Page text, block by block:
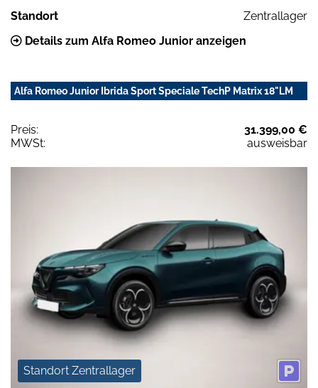
Standort
Zentrallager
Details zum Alfa Romeo Junior anzeigen
Alfa Romeo Junior Ibrida Sport Speciale TechP Matrix 18"LM
Preis:
31.399,00 €
MWSt:
ausweisbar
Standort Zentrallager